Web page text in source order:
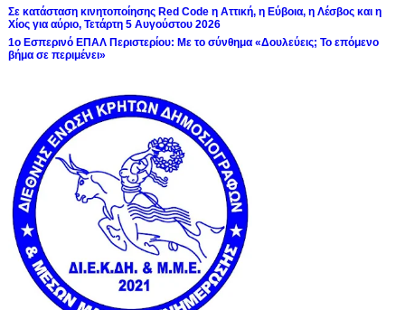
Σε κατάσταση κινητοποίησης Red Code η Αττική, η Εύβοια, η Λέσβος και η
Χίος για αύριο, Τετάρτη 5 Αυγούστου 2026
1ο Εσπερινό ΕΠΑΛ Περιστερίου: Με το σύνθημα «Δουλεύεις; Το επόμενο
βήμα σε περιμένει»